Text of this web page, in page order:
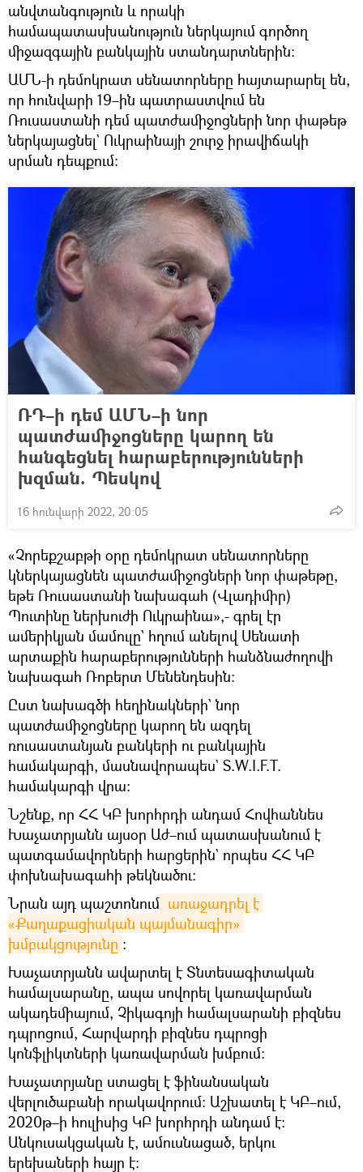
անվտանգություն և որակի
համապատասխանություն ներկայում գործող
միջազգային բանկային ստանդարտներին:
ԱՄՆ-ի դեմոկրատ սենատորները հայտարարել են,
որ հունվարի 19–ին պատրաստվում են
Ռուսաստանի դեմ պատժամիջոցների նոր փաթեթ
ներկայացնել` Ուկրաինայի շուրջ իրավիճակի
սրման դեպքում։
ՌԴ–ի դեմ ԱՄՆ–ի նոր
պատժամիջոցները կարող են
հանգեցնել հարաբերությունների
խզման. Պեսկով
16 հունվարի 2022, 20:05
«Չորեքշաբթի օրը դեմոկրատ սենատորները
կներկայացնեն պատժամիջոցների նոր փաթեթը,
եթե Ռուսաստանի նախագահ (Վլադիմիր)
Պուտինը ներխուժի Ուկրաինա»,- գրել էր
ամերիկյան մամուլը` հղում անելով Սենատի
արտաքին հարաբերությունների հանձնաժողովի
նախագահ Ռոբերտ Մենենդեսին։
Ըստ նախագծի հեղինակների` նոր
պատժամիջոցները կարող են ազդել
ռուսաստանյան բանկերի ու բանկային
համակարգի, մասնավորապես` S.W.I.F.T.
համակարգի վրա։
Նշենք, որ ՀՀ ԿԲ խորհրդի անդամ Հովհաննես
Խաչատրյանն այսօր Աժ–ում պատասխանում է
պատգամավորների հարցերին` որպես ՀՀ ԿԲ
փոխնախագահի թեկնածու։
Նրան այդ պաշտոնում առաջադրել է
«Քաղաքացիական պայմանագիր»
խմբակցությունը ։
Խաչատրյանն ավարտել է Տնտեսագիտական
համալսարանը, ապա սովորել կառավարման
ակադեմիայում, Չիկագոյի համալսարանի բիզնես
դպրոցում, Հարվարդի բիզնես դպրոցի
կոնֆլիկտների կառավարման խմբում։
Խաչատրյանը ստացել է ֆինանսական
վերլուծաբանի որակավորում։ Աշխատել է ԿԲ–ում,
2020թ–ի հուլիսից ԿԲ խորհրդի անդամ է։
Անկուսակցական է, ամուսնացած, երկու
երեխաների հայր է։